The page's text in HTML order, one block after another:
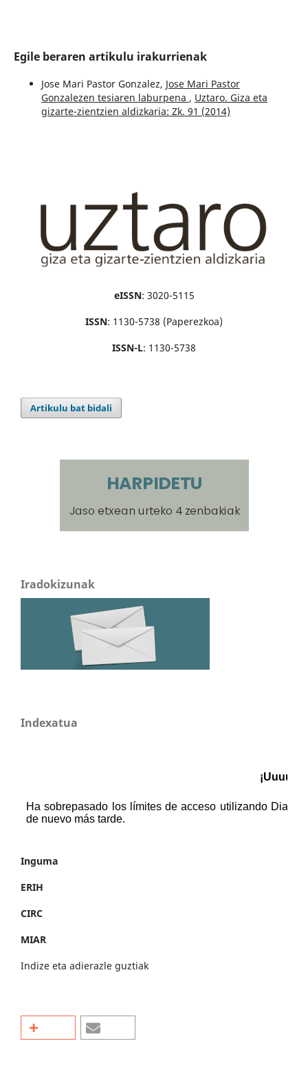
Egile beraren artikulu irakurrienak
Jose Mari Pastor Gonzalez, Jose Mari Pastor
Gonzalezen tesiaren laburpena , Uztaro. Giza eta
gizarte-zientzien aldizkaria: Zk. 91 (2014)
eISSN: 3020-5115
ISSN: 1130-5738 (Paperezkoa)
ISSN-L: 1130-5738
Artikulu bat bidali
Iradokizunak
Indexatua
Inguma
ERIH
CIRC
MIAR
Indize eta adierazle guztiak